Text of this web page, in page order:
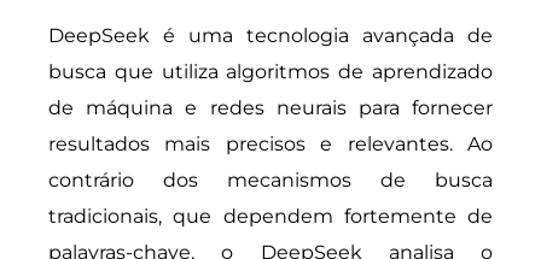
DeepSeek é uma tecnologia avançada de
busca que utiliza algoritmos de aprendizado
de máquina e redes neurais para fornecer
resultados mais precisos e relevantes. Ao
contrário dos mecanismos de busca
tradicionais, que dependem fortemente de
palavras-chave, o DeepSeek analisa o